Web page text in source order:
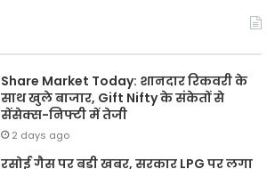
Share Market Today: शानदार रिकवरी के
साथ खुले बाजार, Gift Nifty के संकेतों से
सेंसेक्स-निफ्टी में तेजी
2 days ago
रसोई गैस पर बड़ी खबर, सरकार LPG पर लगा